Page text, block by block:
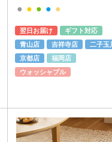
● ● ● ● ●
翌日お届け
ギフト対応
青山店
吉祥寺店
二子玉
京都店
福岡店
ウォッシャブル